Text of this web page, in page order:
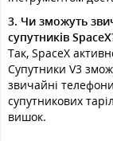
3. Чи зможуть
супутників
Так, SpaceX
Супутники V3
звичайні
супутникових
вишок.